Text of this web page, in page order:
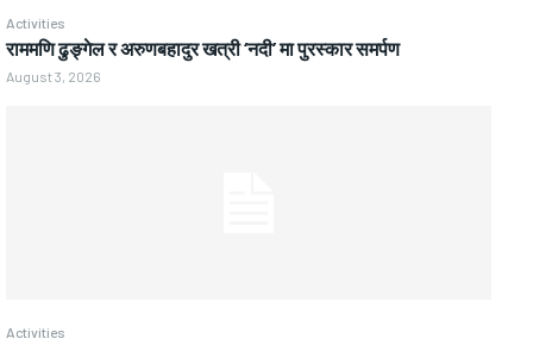
Activities
राममणि ढुङ्गेल र अरुणबहादुर खत्री ‘नदी’ मा पुरस्कार समर्पण
August 3, 2026
Activities